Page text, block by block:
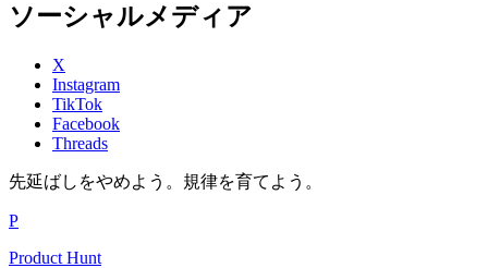
ソーシャルメディア
X
Instagram
TikTok
Facebook
Threads
先延ばしをやめよう。規律を育てよう。
P
Product Hunt